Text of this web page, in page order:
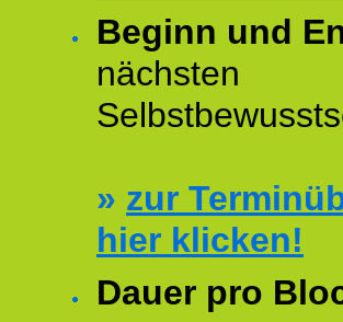
Beginn und
nächsten
» zur
hier klicken!
Dauer pro